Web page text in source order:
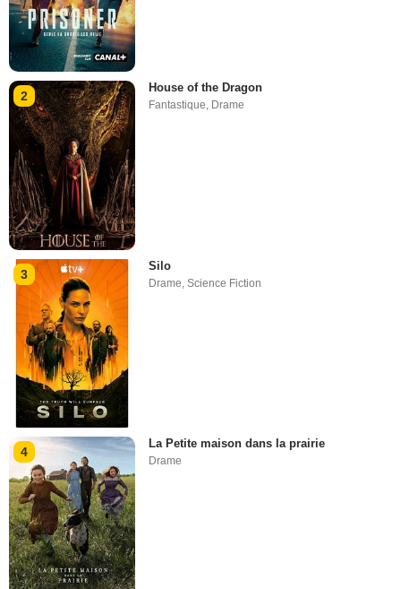
2
House of the Dragon
Fantastique, Drame
3
Silo
Drame ,Science Fiction
4
La Petite maison dans la prairie
Drame